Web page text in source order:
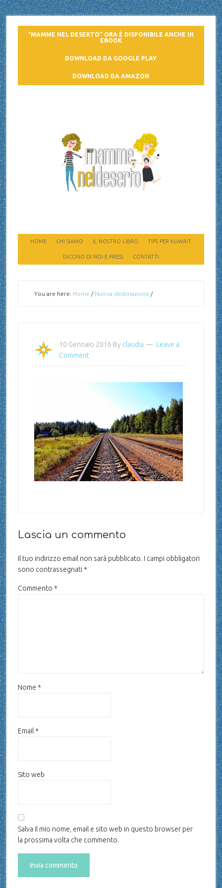
“MAMME NEL DESERTO” ORA È DISPONIBILE ANCHE IN
EBOOK
DOWNLOAD DA GOOGLE PLAY
DOWNLOAD DA AMAZON
HOME CHI SIAMO IL NOSTRO LIBRO TIPS PER KUWAIT
DICONO DI NOI E PRESS CONTATTI
You are here: Home / Nuova destinazione /
10 Gennaio 2016 By claudia
Leave a
Comment
Lascia un commento
Il tuo indirizzo email non sarà pubblicato. I campi obbligatori
sono contrassegnati *
Commento *
Nome *
Email *
Sito web
Salva il mio nome, email e sito web in questo browser per
la prossima volta che commento.